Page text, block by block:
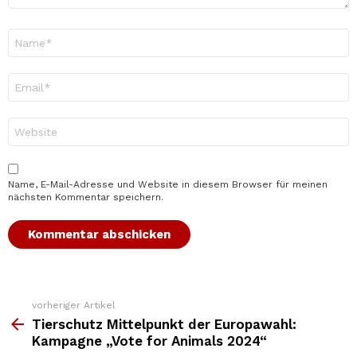
Mail-
Adresse
*
Name, E-Mail-Adresse und Website in diesem Browser für meinen
nächsten Kommentar speichern.
Weitere
Top
News
vorheriger Artikel
Tierschutz Mittelpunkt der Europawahl:
Kampagne „Vote for Animals 2024“